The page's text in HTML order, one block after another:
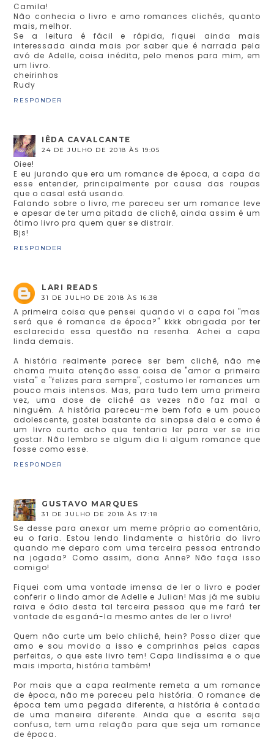
Camila!
Não conhecia o livro e amo romances clichês, quanto
mais, melhor.
Se a leitura é fácil e rápida, fiquei ainda mais
interessada ainda mais por saber que é narrada pela
avó de Adelle, coisa inédita, pelo menos para mim, em
um livro.
cheirinhos
Rudy
RESPONDER
IÊDA CAVALCANTE
24 DE JULHO DE 2018 ÀS 19:05
Oiee!
E eu jurando que era um romance de época, a capa da
esse entender, principalmente por causa das roupas
que o casal está usando.
Falando sobre o livro, me pareceu ser um romance leve
e apesar de ter uma pitada de clichê, ainda assim é um
ótimo livro pra quem quer se distrair.
Bjs!
RESPONDER
LARI READS
31 DE JULHO DE 2018 ÀS 16:38
A primeira coisa que pensei quando vi a capa foi "mas
será que é romance de época?" kkkk obrigada por ter
esclarecido essa questão na resenha. Achei a capa
linda demais.
A história realmente parece ser bem clichê, não me
chama muita atenção essa coisa de "amor a primeira
vista" e "felizes para sempre", costumo ler romances um
pouco mais intensos. Mas, para tudo tem uma primeira
vez, uma dose de clichê as vezes não faz mal a
ninguém. A história pareceu-me bem fofa e um pouco
adolescente, gostei bastante da sinopse dela e como é
um livro curto acho que tentaria ler para ver se iria
gostar. Não lembro se algum dia li algum romance que
fosse como esse.
RESPONDER
GUSTAVO MARQUES
31 DE JULHO DE 2018 ÀS 17:18
Se desse para anexar um meme próprio ao comentário,
eu o faria. Estou lendo lindamente a história do livro
quando me deparo com uma terceira pessoa entrando
na jogada? Como assim, dona Anne? Não faça isso
comigo!
Fiquei com uma vontade imensa de ler o livro e poder
conferir o lindo amor de Adelle e Julian! Mas já me subiu
raiva e ódio desta tal terceira pessoa que me fará ter
vontade de esganá-la mesmo antes de ler o livro!
Quem não curte um belo chlichê, hein? Posso dizer que
amo e sou movido a isso e comprinhas pelas capas
perfeitas, o que este livro tem! Capa lindíssima e o que
mais importa, história também!
Por mais que a capa realmente remeta a um romance
de época, não me pareceu pela história. O romance de
época tem uma pegada diferente, a história é contada
de uma maneira diferente. Ainda que a escrita seja
confusa, tem uma relação para que seja um romance
de época.